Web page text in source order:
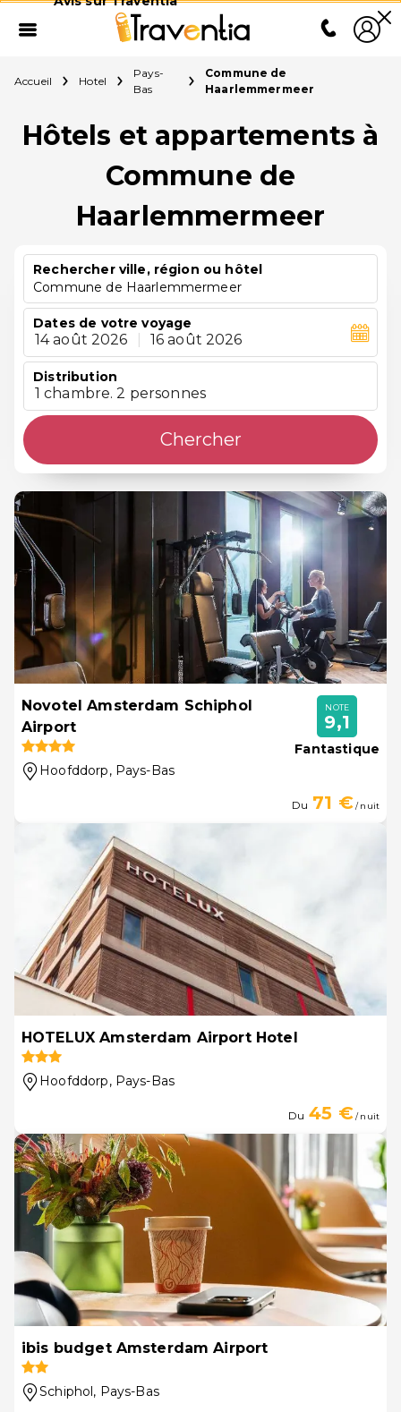
Accueil Hotel
Pays-
Bas
Commune de
Haarlemmermeer
Hôtels et appartements à
Commune de
Haarlemmermeer
Rechercher ville, région ou hôtel
Commune de Haarlemmermeer
Dates de votre voyage
14 août 2026 16 août 2026
Distribution
1 chambre. 2 personnes
Chercher
Novotel Amsterdam Schiphol
Airport
Hoofddorp, Pays-Bas
NOTE
9,1
Fantastique
Du 71 €/ nuit
HOTELUX Amsterdam Airport Hotel
Hoofddorp, Pays-Bas
Du 45 €/ nuit
ibis budget Amsterdam Airport
Schiphol, Pays-Bas